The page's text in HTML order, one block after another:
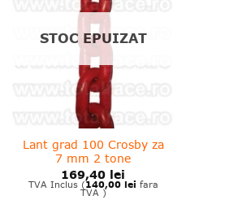
STOC EPUIZAT
Lant grad 100 Crosby za
7 mm 2 tone
169,40 lei
TVA Inclus (140,00 lei fara
TVA )